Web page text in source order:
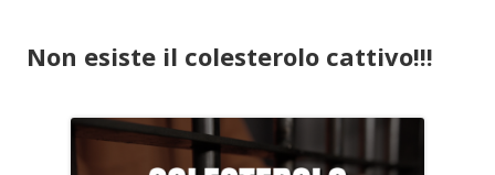
Non esiste il colesterolo cattivo!!!